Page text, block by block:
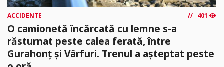
ACCIDENTE 401
O camionetă încărcată cu lemne s-a
răsturnat peste calea ferată, între
Gurahonț și Vârfuri. Trenul a așteptat peste